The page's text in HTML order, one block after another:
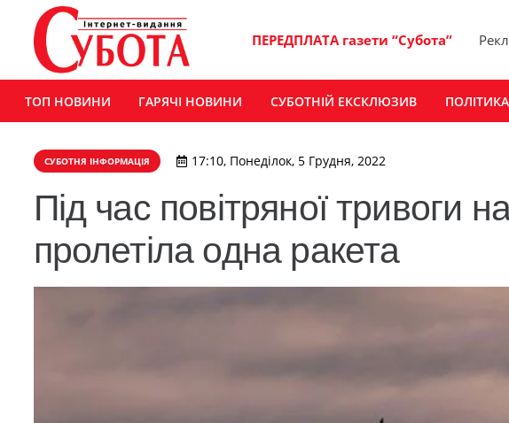
ПЕРЕДПЛАТА газети “Субота”
ТОП НОВИНИ ГАРЯЧІ НОВИНИ СУБОТНІЙ ЕКСКЛЮЗИВ ПОЛІТИКА
СУБОТНЯ ІНФОРМАЦІЯ 17:10, Понеділок, 5 Грудня, 2022
Під час повітряної тривоги
пролетіла одна ракета